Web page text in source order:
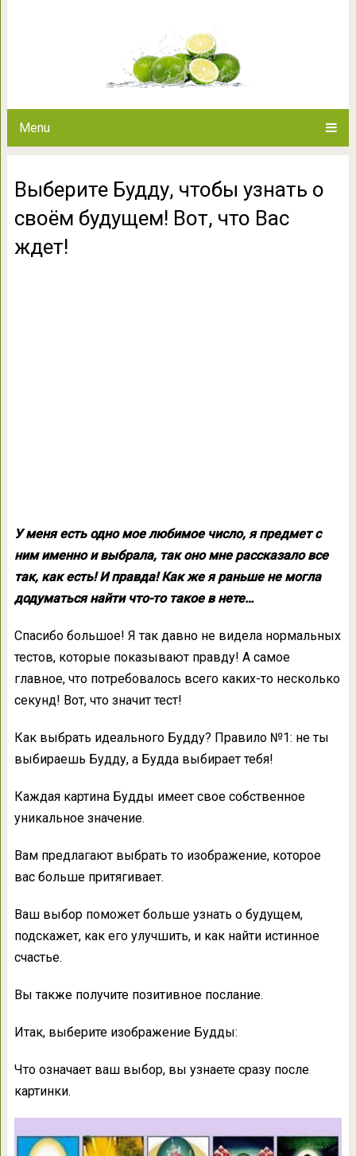
Menu
Выберите Будду, чтобы узнать о
своём будущем! Вот, что Вас
ждет!
У меня есть одно мое любимое число, я предмет с
ним именно и выбрала, так оно мне рассказало все
так, как есть! И правда! Как же я раньше не могла
додуматься найти что-то такое в нете…
Спасибо большое! Я так давно не видела нормальных
тестов, которые показывают правду! А самое
главное, что потребовалось всего каких-то несколько
секунд! Вот, что значит тест!
Как выбрать идеального Будду? Правило №1: не ты
выбираешь Будду, а Будда выбирает тебя!
Каждая картина Будды имеет свое собственное
уникальное значение.
Вам предлагают выбрать то изображение, которое
вас больше притягивает.
Ваш выбор поможет больше узнать о будущем,
подскажет, как его улучшить, и как найти истинное
счастье.
Вы также получите позитивное послание.
Итак, выберите изображение Будды:
Что означает ваш выбор, вы узнаете сразу после
картинки.